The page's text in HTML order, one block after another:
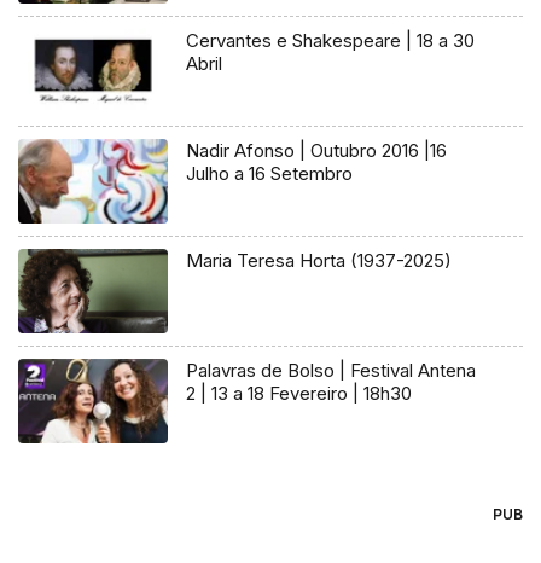
Cervantes e Shakespeare | 18 a 30
Abril
Nadir Afonso | Outubro 2016 |16
Julho a 16 Setembro
Maria Teresa Horta (1937-2025)
Palavras de Bolso | Festival Antena
2 | 13 a 18 Fevereiro | 18h30
PUB